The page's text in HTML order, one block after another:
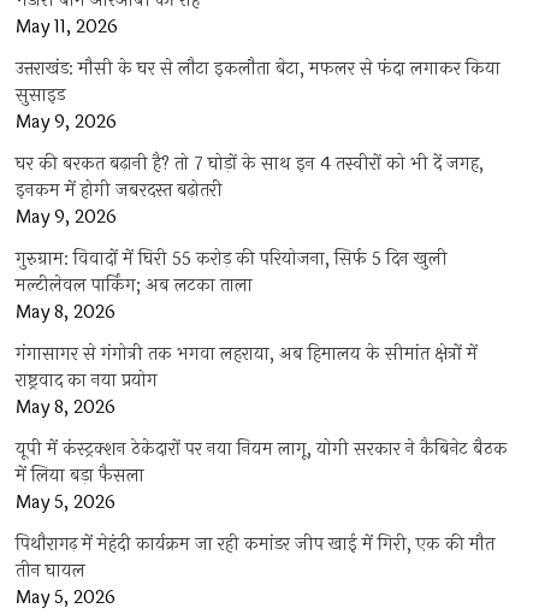
May 11, 2026
उत्तराखंड: मौसी के घर से लौटा इकलौता बेटा, मफलर से फंदा लगाकर किया
सुसाइड
May 9, 2026
घर की बरकत बढ़ानी है? तो 7 घोड़ों के साथ इन 4 तस्वीरों को भी दें जगह,
इनकम में होगी जबरदस्त बढ़ोतरी
May 9, 2026
गुरुग्राम: विवादों में घिरी 55 करोड़ की परियोजना, सिर्फ 5 दिन खुली
मल्टीलेवल पार्किंग; अब लटका ताला
May 8, 2026
गंगासागर से गंगोत्री तक भगवा लहराया, अब हिमालय के सीमांत क्षेत्रों में
राष्ट्रवाद का नया प्रयोग
May 8, 2026
यूपी में कंस्ट्रक्शन ठेकेदारों पर नया नियम लागू, योगी सरकार ने कैबिनेट बैठक
में लिया बड़ा फैसला
May 5, 2026
पिथौरागढ़ में मेहंदी कार्यक्रम जा रही कमांडर जीप खाई में गिरी, एक की मौत
तीन घायल
May 5, 2026